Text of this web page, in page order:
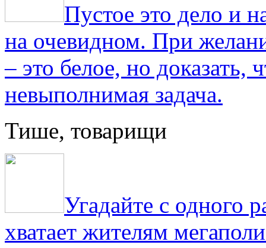
Пустое это дело и
на очевидном. При
– это белое, но доказать,
невыполнимая задача.
Тише, товарищи
Угадайте с одного
хватает жителям